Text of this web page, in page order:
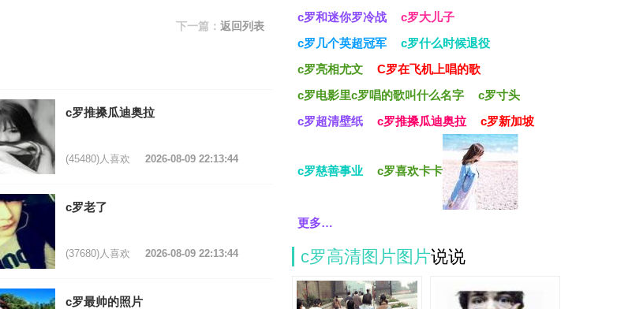
下一篇： 返回列表
c罗推搡瓜迪奥拉
(45480)人喜欢 2026-08-09 22:13:44
c罗老了
(37680)人喜欢 2026-08-09 22:13:44
c罗最帅的照片
c罗和迷你罗冷战
c罗大儿子
c罗几个英超冠军
c罗什么时候退役
c罗亮相尤文
C罗在飞机上唱的歌
c罗电影里c罗唱的歌叫什么名字
c罗寸头
c罗超清壁纸
c罗推搡瓜迪奥拉 c罗新加坡
c罗慈善事业 c罗喜欢卡卡
更多…
c罗高清图片图片说说